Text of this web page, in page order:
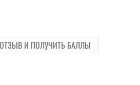
И ПОЛУЧИТЬ БАЛЛЫ